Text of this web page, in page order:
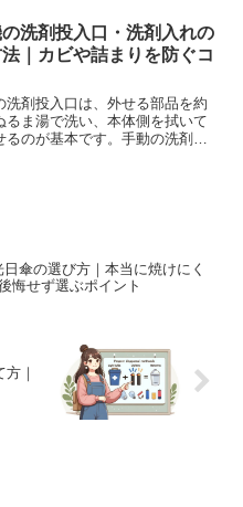
洗剤投入口・洗剤入れの
｜カビや詰まりを防ぐコ
洗剤投入口は、外せる部品を約
ま湯で洗い、本体側を拭いて
るのが基本です。手動の洗剤ケ
傘の選び方｜本当に焼けにく
悔せず選ぶポイント
｜